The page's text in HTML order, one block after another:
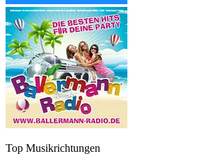
Top Musikrichtungen